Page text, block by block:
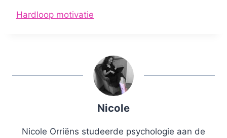
Hardloop motivatie
Nicole
Nicole Orriëns studeerde psychologie aan de